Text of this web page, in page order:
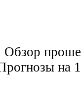
Обзор
на